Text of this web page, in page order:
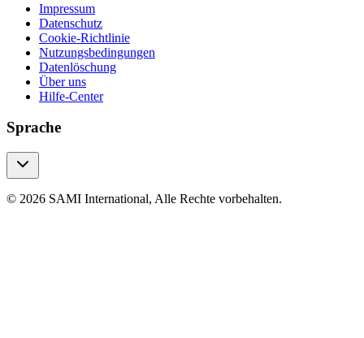
Impressum
Datenschutz
Cookie-Richtlinie
Nutzungsbedingungen
Datenlöschung
Über uns
Hilfe-Center
Sprache
© 2026 SAMI International, Alle Rechte vorbehalten.